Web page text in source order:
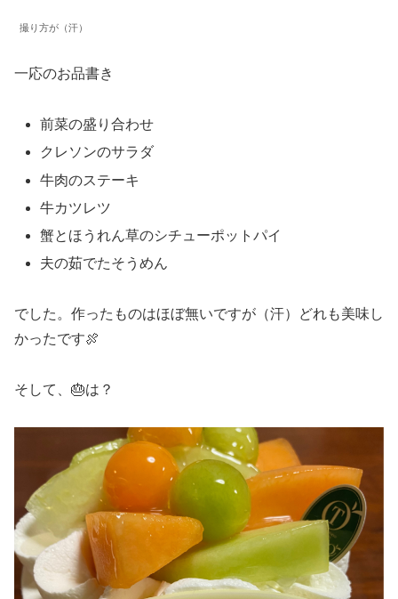
撮り方が（汗）
一応のお品書き
前菜の盛り合わせ
クレソンのサラダ
牛肉のステーキ
牛カツレツ
蟹とほうれん草のシチューポットパイ
夫の茹でたそうめん
でした。作ったものはほぼ無いですが（汗）どれも美味し
かったです🍖
そして、🎂は？